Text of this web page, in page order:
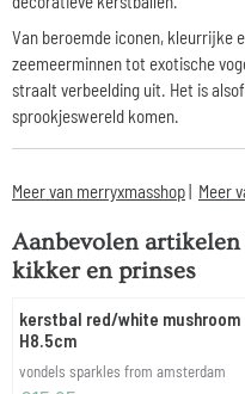
Van beroemde iconen, kleurrijke
zeemeerminnen tot exotische
straalt verbeelding uit. Het is
sprookjeswereld komen.
Meer van merryxmasshop Meer
Aanbevolen
kikker en prinses
kerstbal red/white mushroom
H8.5cm
Merk:
vondels sparkles from amsterdam